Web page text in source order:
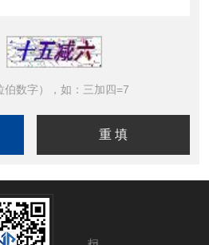
数字），如：三加四=7